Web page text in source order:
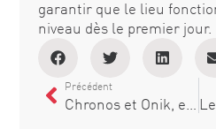
garantir que le lieu
niveau dès le premier jour.
Précédent